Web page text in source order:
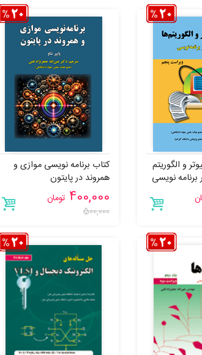
و الگوریتم
نویسی
کتاب برنامه نویسی موازی و
همروند در پایتون
400,000 تومان
500,000